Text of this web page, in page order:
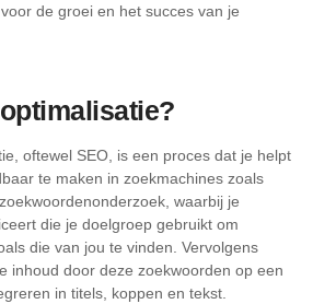
de groei en het succes van je
oftewel SEO, is een proces dat je helpt
te maken in zoekmachines zoals
waarbij je
die je doelgroep gebruikt om
die van jou te vinden. Vervolgens
inhoud door deze zoekwoorden op een
in titels, koppen en tekst.